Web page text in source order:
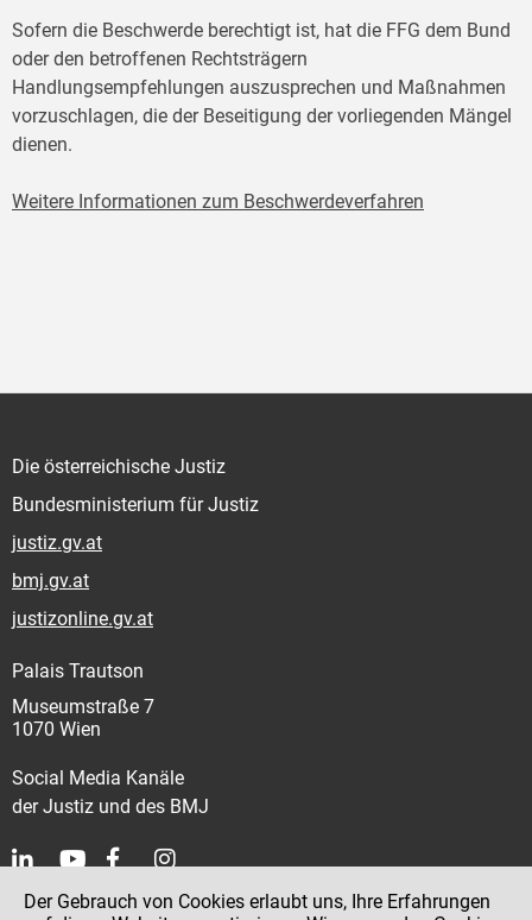
Sofern die Beschwerde berechtigt ist, hat die FFG dem Bund
oder den betroffenen Rechtsträgern
Handlungsempfehlungen auszusprechen und Maßnahmen
vorzuschlagen, die der Beseitigung der vorliegenden Mängel
dienen.
Weitere Informationen zum Beschwerdeverfahren
Die österreichische Justiz
Bundesministerium für Justiz
justiz.gv.at
bmj.gv.at
justizonline.gv.at
Palais Trautson
Museumstraße 7
1070 Wien
Social Media Kanäle
der Justiz und des BMJ
Kontakt
Der Gebrauch von Cookies erlaubt uns, Ihre Erfahrungen